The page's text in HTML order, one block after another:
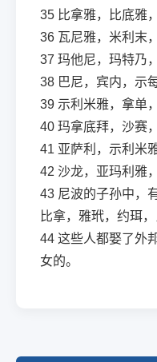
35 比拿雅，比底雅
36 瓦尼雅，米利末
37 玛他尼，玛特乃
38 巴尼，宾内，示每
39 示利米雅，拿单
40 玛拿底拜，沙赛
41 亚萨利，示利米
42 沙龙，亚玛利雅
43 尼波的子孙中，
比拿，雅玳，约珥，
44 这些人都娶了外
女的。